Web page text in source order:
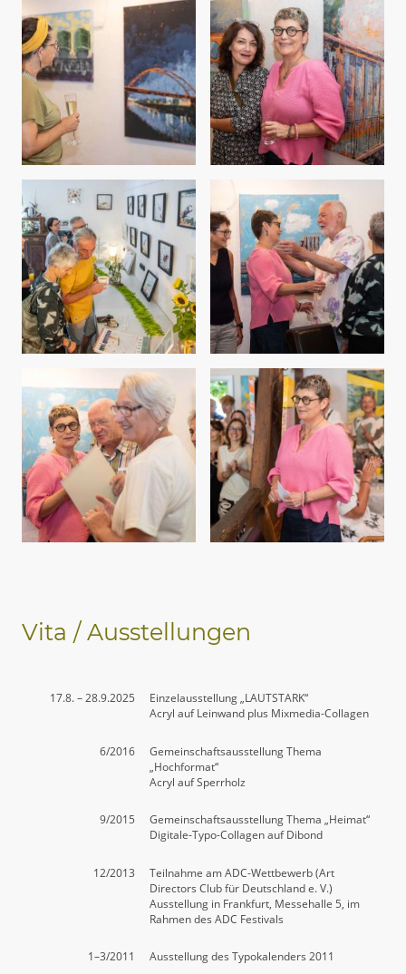
Vita / Ausstellungen
17.8. – 28.9.2025
Einzelausstellung „LAUTSTARK“
Acryl auf Leinwand plus Mixmedia-Collagen
6/2016
Gemeinschaftsausstellung Thema
„Hochformat“
Acryl auf Sperrholz
9/2015
Gemeinschaftsausstellung Thema „Heimat“
Digitale-Typo-Collagen auf Dibond
12/2013
Teilnahme am ADC-Wettbewerb (Art
Directors Club für Deutschland e. V.)
Ausstellung in Frankfurt, Messehalle 5, im
Rahmen des ADC Festivals
1–3/2011
Ausstellung des Typokalenders 2011